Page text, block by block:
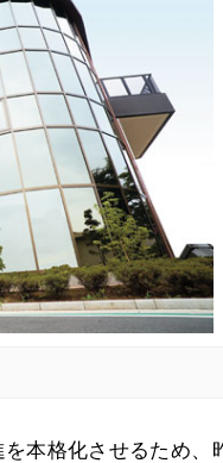
本格化させるため